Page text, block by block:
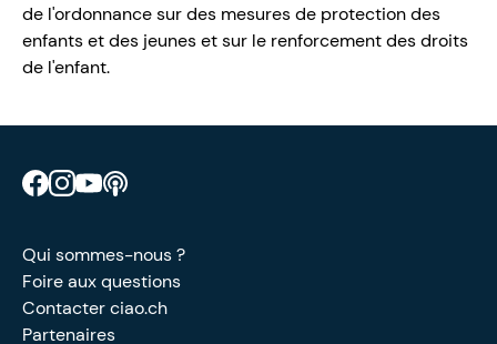
de l'ordonnance sur des mesures de protection des
enfants et des jeunes et sur le renforcement des droits
de l'enfant.
Retrouve CIAO sur Facebook
Retrouve CIAO sur Instagram
Retrouve CIAO sur YouTube
Qui sommes-nous ?
Foire aux questions
Contacter ciao.ch
Partenaires